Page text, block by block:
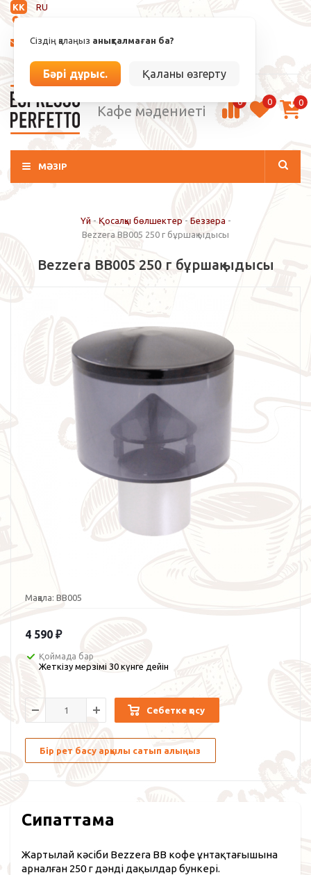
KK
RU
Сіздің қалаңыз анықталмаған ба?
Бәрі дұрыс. Қаланы өзгерту
info@espressoperfetto.kz
Кафе мәдениеті
0 0 0
МӘЗІР
Үй- Қосалқы бөлшектер - Беззера -
Bezzera BB005 250 г бұршақ ыдысы
Bezzera BB005 250 г бұршақ ыдысы
Мақала: BB005
4 590 ₽
Қоймада бар
Жеткізу мерзімі 30 күнге дейін
Себетке қосу
Бір рет басу арқылы сатып алыңыз
Сипаттама
Жартылай кәсіби Bezzera BB кофе ұнтақтағышына
арналған 250 г дәнді дақылдар бункері.